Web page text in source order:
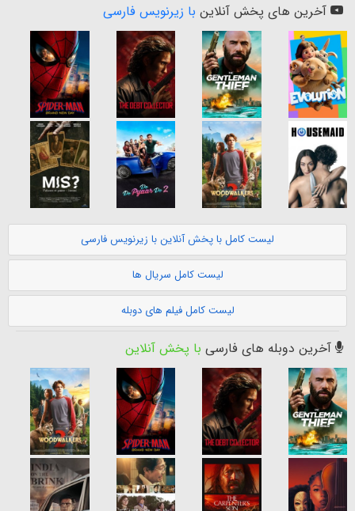
آخرین های پخش آنلاین با زیرنویس فارسی
لیست کامل با پخش آنلاین با زیرنویس فارسی
لیست کامل سریال ها
لیست کامل فیلم های دوبله
آخرین دوبله های فارسی با پخش آنلاین